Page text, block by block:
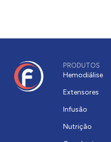
PRODUTOS
Hemodiálise
Extensores
Infusão
Nutrição